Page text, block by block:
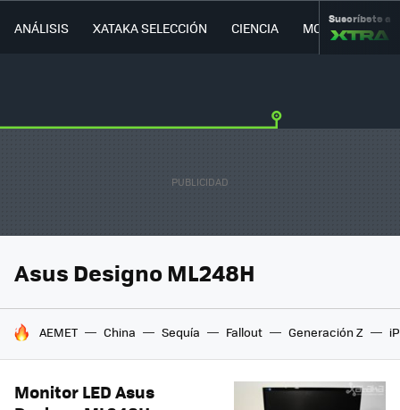
ANÁLISIS XATAKA SELECCIÓN CIENCIA MOVILIDAD
Suscríbete a
Asus Designo ML248H
HOY SE HABLA DE
AEMET China Sequía Fallout Generación Z
Monitor LED Asus